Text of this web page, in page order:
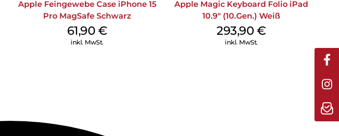
Apple Feingewebe Case iPhone 15
Pro MagSafe Schwarz
61,90 €
inkl. MwSt.
Apple Magic Keyboard Folio iPad
10.9″ (10.Gen.) Weiß
293,90€
inkl. MwSt.